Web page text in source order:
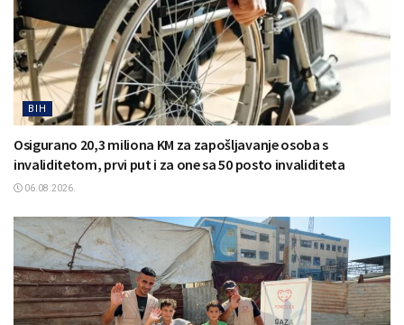
BIH
Osigurano 20,3 miliona KM za zapošljavanje osoba s
invaliditetom, prvi put i za one sa 50 posto invaliditeta
06.08.2026.